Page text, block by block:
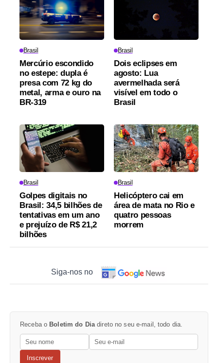
Brasil
Mercúrio escondido
no estepe: dupla é
presa com 72 kg do
metal, arma e ouro na
BR-319
Brasil
Dois eclipses em
agosto: Lua
avermelhada será
visível em todo o
Brasil
Brasil
Golpes digitais no
Brasil: 34,5 bilhões de
tentativas em um ano
e prejuízo de R$ 21,2
bilhões
Brasil
Helicóptero cai em
área de mata no Rio e
quatro pessoas
morrem
Siga-nos no
Receba o Boletim do Dia direto no seu e-mail, todo dia.
Inscrever